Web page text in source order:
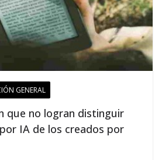
GENERAL
que no logran distinguir
IA de los creados por